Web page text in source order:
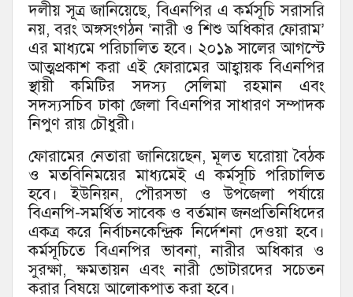
দলীয় সূত্র জানিয়েছে, বিএনপির এ কর্মসূচি সরাসরি
নয়, বরং অঙ্গসংগঠন ‘নারী ও শিশু অধিকার ফোরাম’
এর মাধ্যমে পরিচালিত হবে। ২০১৯ সালের আগস্টে
আত্মপ্রকাশ করা এই ফোরামের আহ্বায়ক বিএনপির
স্থায়ী কমিটির সদস্য সেলিমা রহমান এবং
সদস্যসচিব ঢাকা জেলা বিএনপির সাধারণ সম্পাদক
নিপুণ রায় চৌধুরী।
ফোরামের নেতারা জানিয়েছেন, মূলত ঘরোয়া বৈঠক
ও মতবিনিময়ের মাধ্যমেই এ কর্মসূচি পরিচালিত
হবে। ইউনিয়ন, পৌরসভা ও উপজেলা পর্যায়ে
বিএনপি-সমর্থিত সাবেক ও বর্তমান জনপ্রতিনিধিদের
একত্র করে নির্বাচনকেন্দ্রিক নির্দেশনা দেওয়া হবে।
কর্মসূচিতে বিএনপির ভাবনা, নারীর অধিকার ও
সুরক্ষা, ক্ষমতায়ন এবং নারী ভোটারদের সচেতন
করার বিষয়ে আলোকপাত করা হবে।